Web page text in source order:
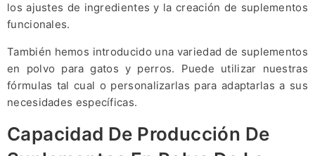
los ajustes de ingredientes y la creación de suplementos
funcionales.
También hemos introducido una variedad de suplementos
en polvo para gatos y perros. Puede utilizar nuestras
fórmulas tal cual o personalizarlas para adaptarlas a sus
necesidades específicas.
Capacidad De Producción De